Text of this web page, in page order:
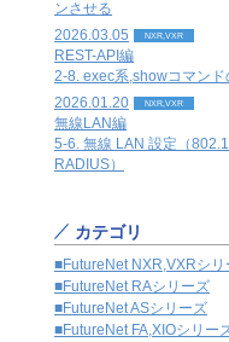
ンさせる
2026.03.05
NXR,VXR
REST-API編
2-8. exec系,showコマンド
2026.01.20
NXR,VXR
無線LAN編
5-6. 無線 LAN 設定（
RADIUS）
カテゴリ
■FutureNet NXR,VXRシリ
■FutureNet RAシリーズ
■FutureNet ASシリーズ
■FutureNet FA,XIOシリー